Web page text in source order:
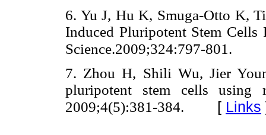
6. Yu J, Hu K, Smuga-Otto K,
Induced Pluripotent Stem Cells
Science.2009;324:797-801.
7. Zhou H, Shili Wu, Jier
pluripotent stem cells using
2009;4(5):381-384. [ Links